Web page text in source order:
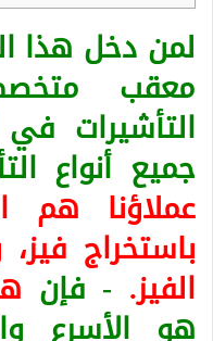
لمن دخل هذا
معقب
التأشيرات
جميع أنواع
عملاؤنا هم
باستخراج
الفيز. - فإن
هو الأسرع